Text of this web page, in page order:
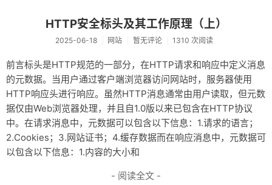
HTTP安全标头及其工作原理（上）
2025-06-18 网站 暂无评论 1310 次阅读
前言标头是HTTP规范的一部分，在HTTP请求和响应中定义消息
的元数据。当用户通过客户端浏览器访问网站时，服务器使用
HTTP响应头进行响应。虽然HTTP消息通常由用户读取，但元数
据仅由Web浏览器处理，并且自1.0版以来已包含在HTTP协议
中。在请求消息中，元数据可以包含以下信息：1.请求的语言；
2.Cookies；3.网站证书；4.缓存数据而在响应消息中，元数据可
以包含以下信息：1.内容的大小和
- 阅读全文 -